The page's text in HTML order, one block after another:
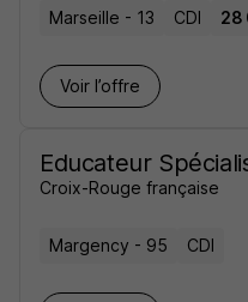
Marseille - 13 CDI 28
Voir l’offre
Educateur
Croix-Rouge française
Margency - 95 CDI